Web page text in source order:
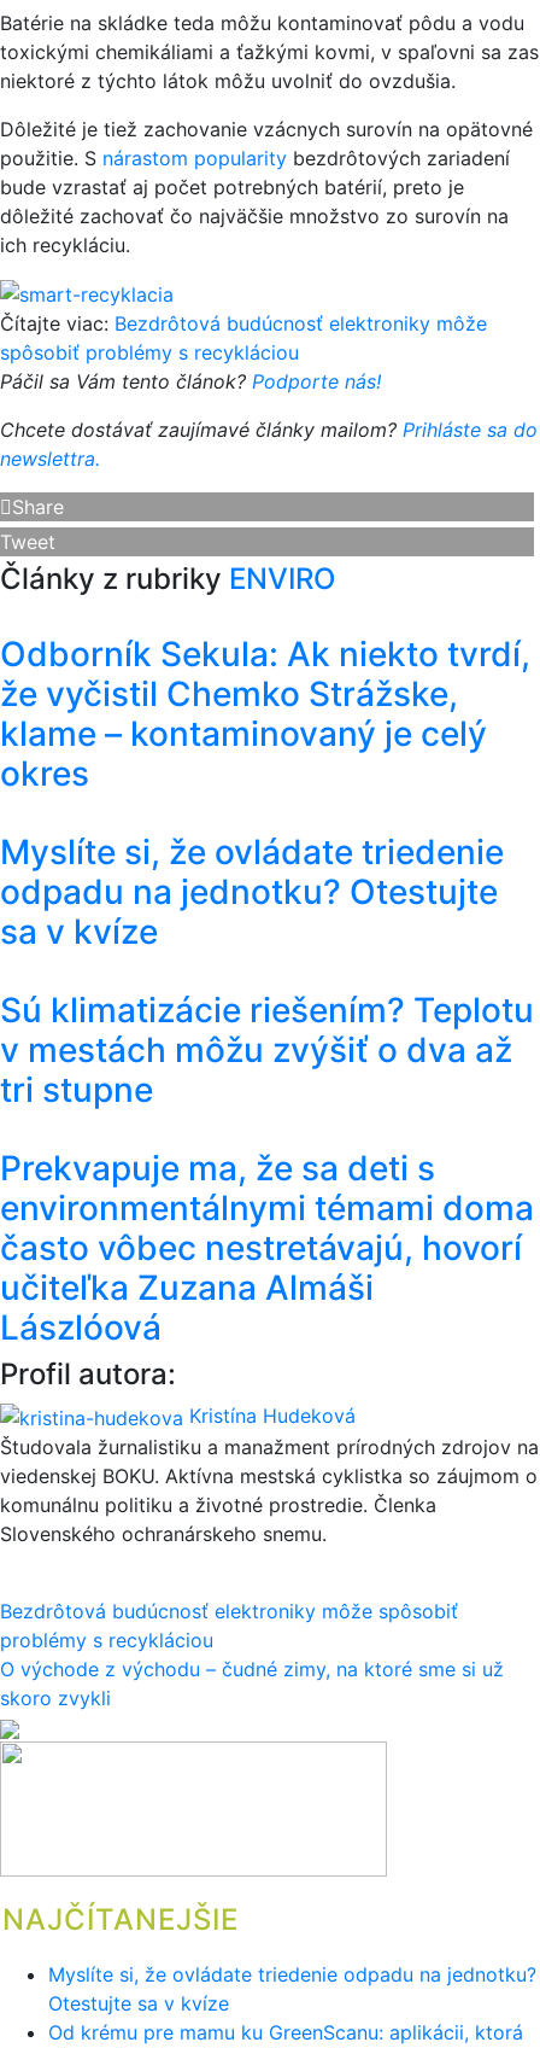
Batérie na skládke teda môžu kontaminovať pôdu a vodu
toxickými chemikáliami a ťažkými kovmi, v spaľovni sa zas
niektoré z týchto látok môžu uvolniť do ovzdušia.
Dôležité je tiež zachovanie vzácnych surovín na opätovné
použitie. S nárastom popularity bezdrôtových zariadení
bude vzrastať aj počet potrebných batérií, preto je
dôležité zachovať čo najväčšie množstvo zo surovín na
ich recykláciu.
Čítajte viac: Bezdrôtová budúcnosť elektroniky môže
spôsobiť problémy s recykláciou
Páčil sa Vám tento článok? Podporte nás!
Chcete dostávať zaujímavé články mailom? Prihláste sa do
newslettra.
Share
Tweet
Články z rubriky ENVIRO
Odborník Sekula: Ak niekto tvrdí,
že vyčistil Chemko Strážske,
klame – kontaminovaný je celý
okres
Myslíte si, že ovládate triedenie
odpadu na jednotku? Otestujte
sa v kvíze
Sú klimatizácie riešením? Teplotu
v mestách môžu zvýšiť o dva až
tri stupne
Prekvapuje ma, že sa deti s
environmentálnymi témami doma
často vôbec nestretávajú, hovorí
učiteľka Zuzana Almáši
Lászlóová
Profil autora:
Kristína Hudeková
Študovala žurnalistiku a manažment prírodných zdrojov na
viedenskej BOKU. Aktívna mestská cyklistka so záujmom o
komunálnu politiku a životné prostredie. Členka
Slovenského ochranárskeho snemu.
Navigácia
v
článku
Bezdrôtová budúcnosť elektroniky môže spôsobiť
problémy s recykláciou
O východe z východu – čudné zimy, na ktoré sme si už
skoro zvykli
NAJČÍTANEJŠIE
Myslíte si, že ovládate triedenie odpadu na jednotku?
Otestujte sa v kvíze
Od krému pre mamu ku GreenScanu: aplikácii, ktorá